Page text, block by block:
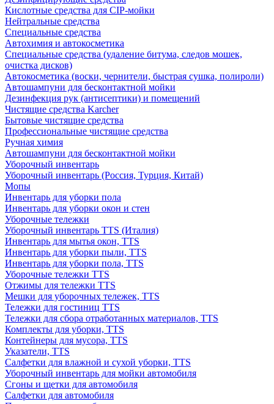
Кислотные средства для CIP-мойки
Нейтральные средства
Специальные средства
Автохимия и автокосметика
Специальные средства (удаление битума, следов мошек,
очистка дисков)
Автокосметика (воски, чернители, быстрая сушка, полироли)
Автошампуни для бесконтактной мойки
Дезинфекция рук (антисептики) и помещений
Чистящие средства Karcher
Бытовые чистящие средства
Профессиональные чистящие средства
Ручная химия
Автошампуни для бесконтактной мойки
Уборочный инвентарь
Уборочный инвентарь (Россия, Турция, Китай)
Мопы
Инвентарь для уборки пола
Инвентарь для уборки окон и стен
Уборочные тележки
Уборочный инвентарь TTS (Италия)
Инвентарь для мытья окон, TTS
Инвентарь для уборки пыли, TTS
Инвентарь для уборки пола, TTS
Уборочные тележки TTS
Отжимы для тележки TTS
Мешки для уборочных тележек, TTS
Тележки для гостиниц TTS
Тележки для сбора отработанных материалов, TTS
Комплекты для уборки, TTS
Контейнеры для мусора, TTS
Указатели, TTS
Салфетки для влажной и сухой уборки, TTS
Уборочный инвентарь для мойки автомобиля
Сгоны и щетки для автомобиля
Салфетки для автомобиля